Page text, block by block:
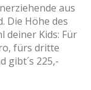
aus
Die Höhe des
deiner Kids: Für
fürs dritte
gibt´s 225,-